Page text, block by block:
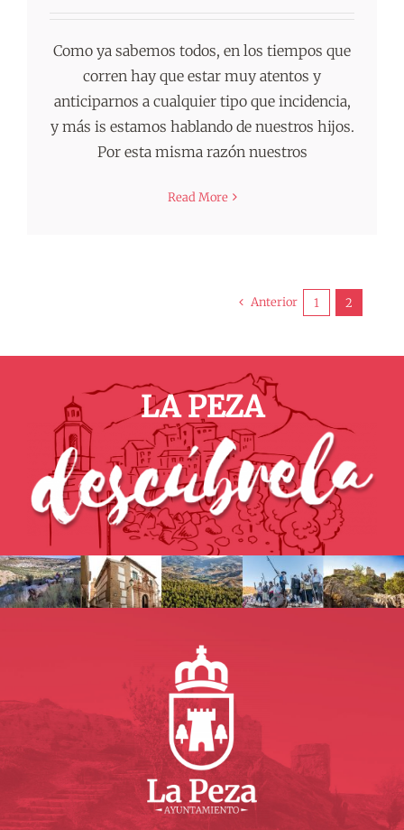
Como ya sabemos todos, en los tiempos que
corren hay que estar muy atentos y
anticiparnos a cualquier tipo que incidencia,
y más is estamos hablando de nuestros hijos.
Por esta misma razón nuestros
Read More
Anterior 1 2
LA PEZA